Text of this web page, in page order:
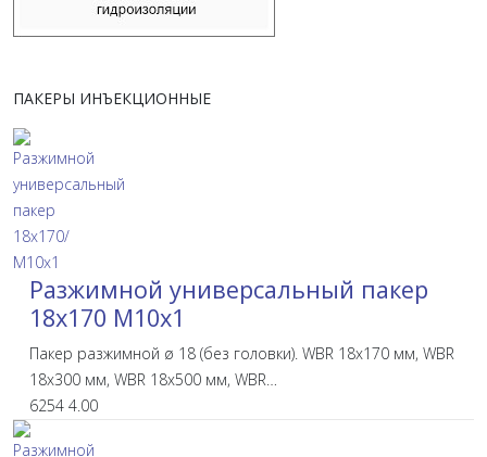
ПАКЕРЫ ИНЪЕКЦИОННЫЕ
Разжимной универсальный пакер
18х170 М10х1
Пакер разжимной ø 18 (без головки). WBR 18х170 мм, WBR
18х300 мм, WBR 18х500 мм, WBR…
6254 4.00